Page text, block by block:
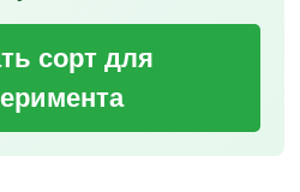
сорт для